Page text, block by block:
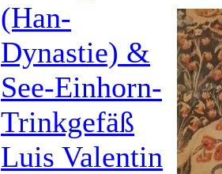
(Han-
Dynastie) &
See-Einhorn-
Trinkgefäß
Luis Valentin